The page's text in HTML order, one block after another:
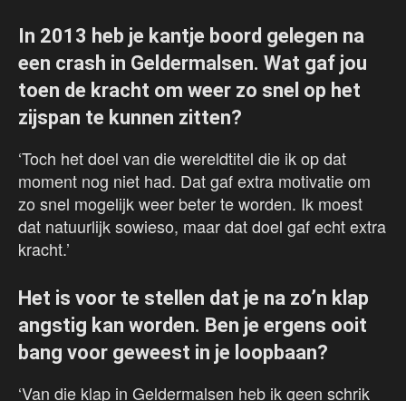
In 2013 heb je kantje boord gelegen na
een crash in Geldermalsen. Wat gaf jou
toen de kracht om weer zo snel op het
zijspan te kunnen zitten?
‘Toch het doel van die wereldtitel die ik op dat
moment nog niet had. Dat gaf extra motivatie om
zo snel mogelijk weer beter te worden. Ik moest
dat natuurlijk sowieso, maar dat doel gaf echt extra
kracht.’
Het is voor te stellen dat je na zo’n klap
angstig kan worden. Ben je ergens ooit
bang voor geweest in je loopbaan?
‘Van die klap in Geldermalsen heb ik geen schrik